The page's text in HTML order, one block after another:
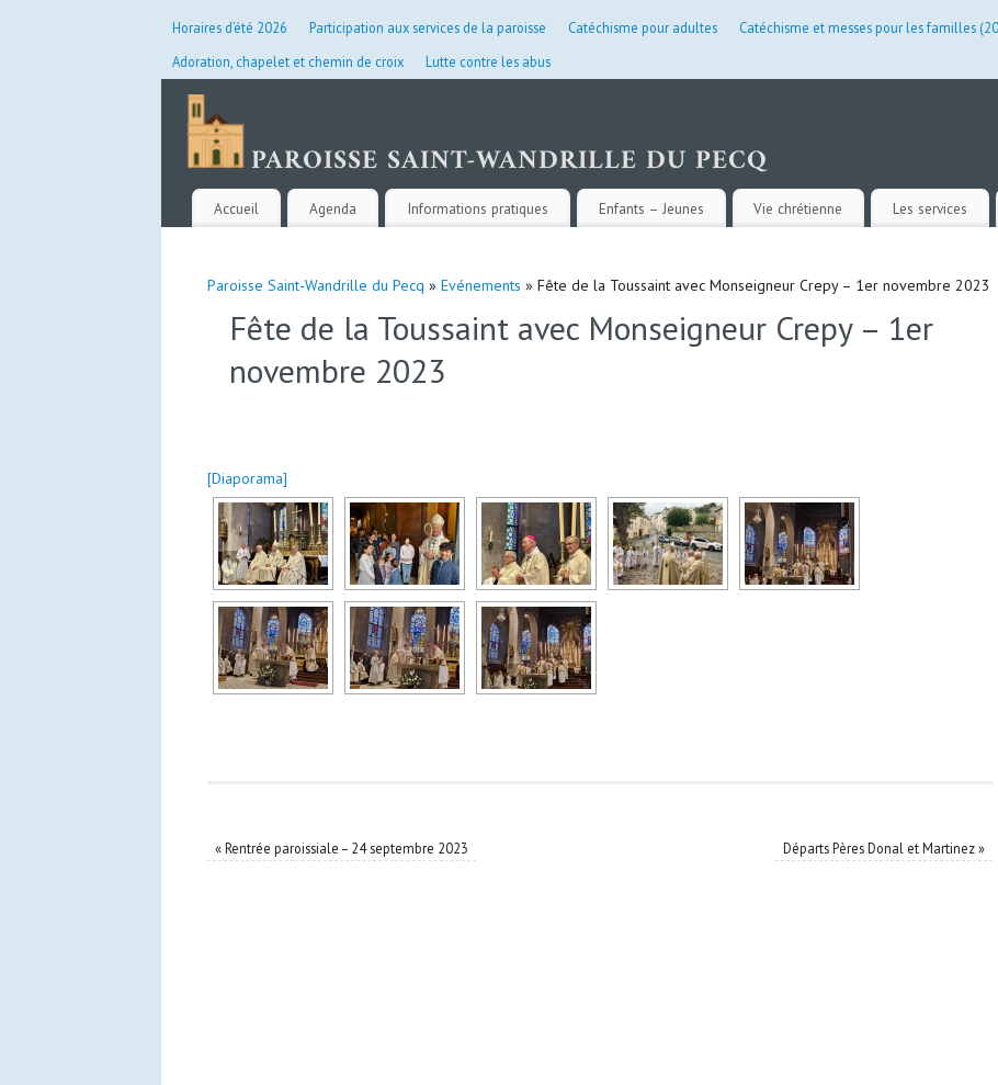
Horaires d’été 2026 Participation aux services de la paroisse Catéchisme pour adultes Catéchisme et messes pour les familles
Adoration, chapelet et chemin de croix
Lutte contre les abus
Accueil Agenda Informations pratiques Enfants – Jeunes Vie chrétienne Les services
Paroisse Saint-Wandrille du Pecq » Evénements » Fête de la Toussaint avec Monseigneur Crepy – 1er novembre 2023
Fête de la Toussaint avec Monseigneur Crepy – 1er
novembre 2023
[Diaporama]
«Rentrée paroissiale – 24 septembre 2023 Départs Pères Donal et Martinez»